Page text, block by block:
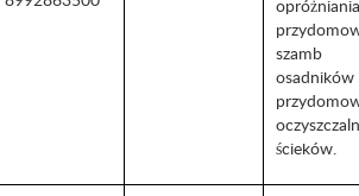
opróżniania
osadników
ścieków.